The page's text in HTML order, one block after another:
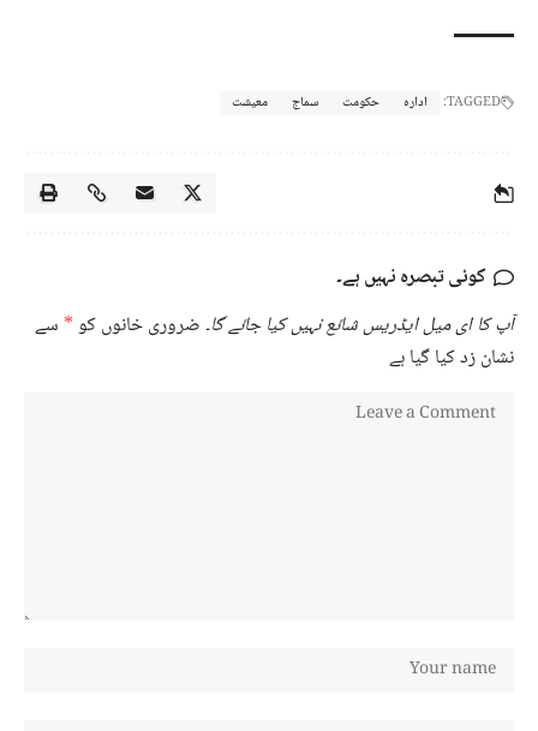
TAGGED: ادارہ حکومت سماج معیشت
کوئی تبصرہ نہیں ہے۔
آپ کا ای میل ایڈریس شائع نہیں کیا جائے گا۔ضروری خانوں کو* سے
نشان زد کیا گیا ہے